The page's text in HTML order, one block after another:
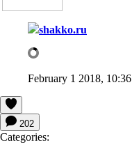
shakko.ru
February 1 2018, 10:36
202
Categories: